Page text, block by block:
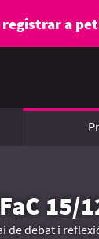
a
15/
de debat i